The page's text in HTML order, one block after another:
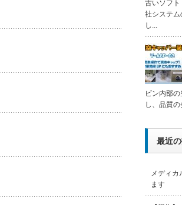
古いソフ
社システム
し...
ビン内部
し、品質の
最近
メディカ
ます